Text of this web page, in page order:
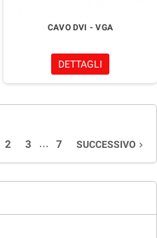
CAVO DVI - VGA
DETTAGLI
2 3 … 7 SUCCESSIVO navigate_next